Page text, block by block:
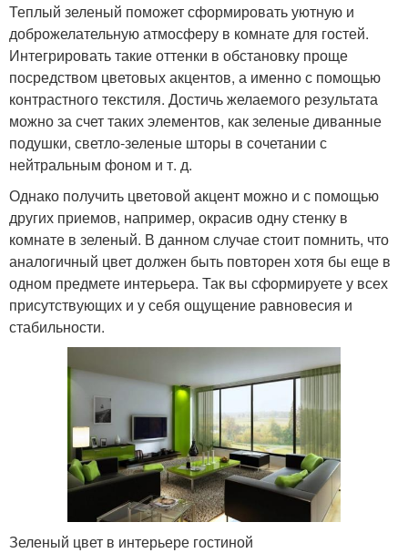
Теплый зеленый поможет сформировать уютную и
доброжелательную атмосферу в комнате для гостей.
Интегрировать такие оттенки в обстановку проще
посредством цветовых акцентов, а именно с помощью
контрастного текстиля. Достичь желаемого результата
можно за счет таких элементов, как зеленые диванные
подушки, светло-зеленые шторы в сочетании с
нейтральным фоном и т. д.
Однако получить цветовой акцент можно и с помощью
других приемов, например, окрасив одну стенку в
комнате в зеленый. В данном случае стоит помнить, что
аналогичный цвет должен быть повторен хотя бы еще в
одном предмете интерьера. Так вы сформируете у всех
присутствующих и у себя ощущение равновесия и
стабильности.
Зеленый цвет в интерьере гостиной